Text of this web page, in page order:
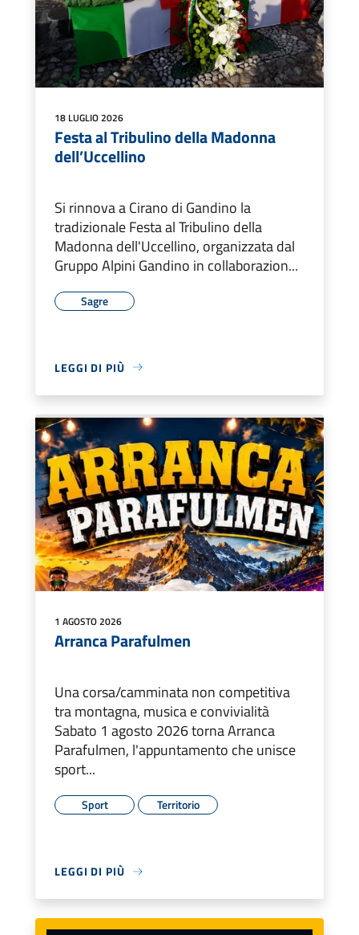
18 LUGLIO 2026
Festa al Tribulino della Madonna
dell’Uccellino
Si rinnova a Cirano di Gandino la
tradizionale Festa al Tribulino della
Madonna dell'Uccellino, organizzata dal
Gruppo Alpini Gandino in collaborazion...
Sagre
LEGGI DI PIÙ
1 AGOSTO 2026
Arranca Parafulmen
Una corsa/camminata non competitiva
tra montagna, musica e convivialità
Sabato 1 agosto 2026 torna Arranca
Parafulmen, l'appuntamento che unisce
sport...
Sport Territorio
LEGGI DI PIÙ